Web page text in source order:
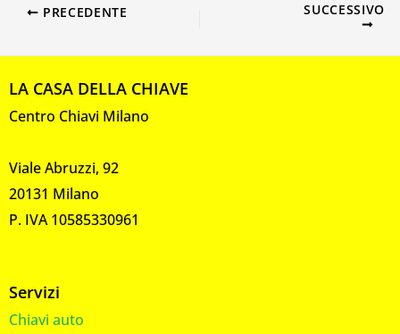
PRECEDENTE SUCCESSIVO
LA CASA DELLA CHIAVE
Centro Chiavi Milano
Viale Abruzzi, 92
20131 Milano
P. IVA 10585330961
Servizi
Chiavi auto